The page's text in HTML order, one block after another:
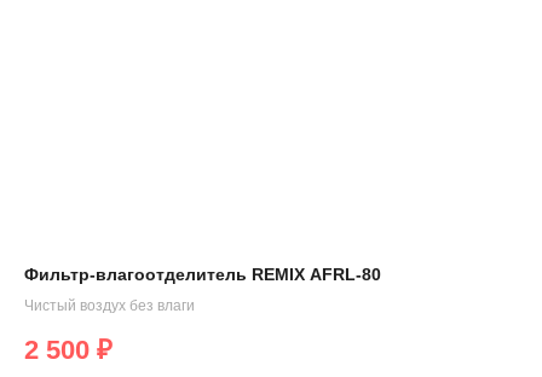
Фильтр-влагоотделитель REMIX AFRL-80
Чистый воздух без влаги
2 500 ₽